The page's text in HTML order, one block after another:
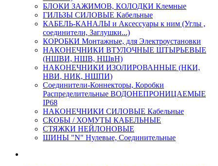
БЛОКИ ЗАЖИМОВ, КОЛОДКИ Клемные
ГИЛЬЗЫ СИЛОВЫЕ Кабельные
КАБЕЛЬ-КАНАЛЫ и Аксессуары к ним (Углы ,
соединители, Заглушки...)
КОРОБКИ Монтажные, для Электроустановки
НАКОНЕЧНИКИ ВТУЛОЧНЫЕ ШТЫРЬЕВЫЕ
(НШВИ, НШВ, НШвН)
НАКОНЕЧНИКИ ИЗОЛИРОВАННЫЕ (НКИ,
НВИ, НИК, НШПИ)
Соединители-Коннекторы, Коробки
Распределительные ВОДОНЕПРОНИЦАЕМЫЕ
IP68
НАКОНЕЧНИКИ СИЛОВЫЕ Кабельные
СКОБЫ / ХОМУТЫ КАБЕЛЬНЫЕ
СТЯЖКИ НЕЙЛОНОВЫЕ
ШИНЫ "N" Нулевые, Соединительные